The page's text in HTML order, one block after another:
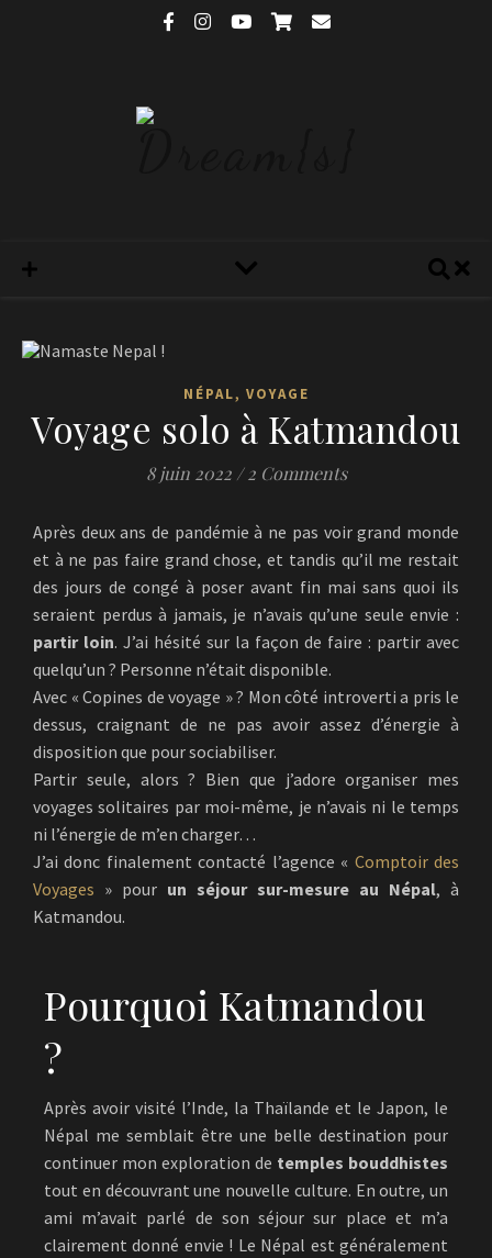
NÉPAL, VOYAGE
Voyage solo à Katmandou
8 juin 2022 / 2 Comments
Après deux ans de pandémie à ne pas voir grand monde
et à ne pas faire grand chose, et tandis qu’il me restait
des jours de congé à poser avant fin mai sans quoi ils
seraient perdus à jamais, je n’avais qu’une seule envie :
partir loin. J’ai hésité sur la façon de faire : partir avec
quelqu’un ? Personne n’était disponible.
Avec « Copines de voyage » ? Mon côté introverti a pris le
dessus, craignant de ne pas avoir assez d’énergie à
disposition que pour sociabiliser.
Partir seule, alors ? Bien que j’adore organiser mes
voyages solitaires par moi-même, je n’avais ni le temps
ni l’énergie de m’en charger…
J’ai donc finalement contacté l’agence « Comptoir des
Voyages » pour un séjour sur-mesure au Népal, à
Katmandou.
Pourquoi Katmandou
?
Après avoir visité l’Inde, la Thaïlande et le Japon, le
Népal me semblait être une belle destination pour
continuer mon exploration de temples bouddhistes
tout en découvrant une nouvelle culture. En outre, un
ami m’avait parlé de son séjour sur place et m’a
clairement donné envie ! Le Népal est généralement